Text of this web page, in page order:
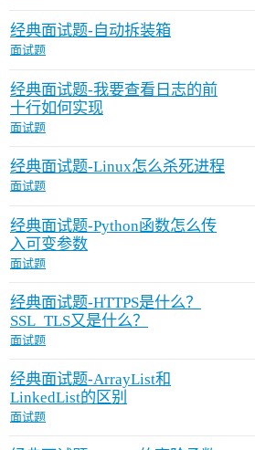
经典面试题-自动拆装箱
面试题
经典面试题-我要查看日志的前
十行如何实现
面试题
经典面试题-Linux怎么杀死进程
面试题
经典面试题-Python函数怎么传
入可变参数
面试题
经典面试题-HTTPS是什么？
SSL_TLS又是什么？
面试题
经典面试题-ArrayList和
LinkedList的区别
面试题